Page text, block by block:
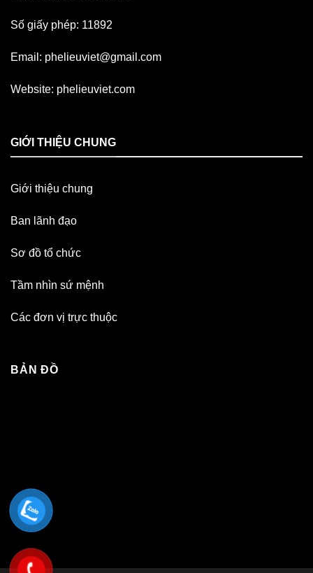
Số giấy phép: 11892
Email: phelieuviet@gmail.com
Website: phelieuviet.com
GIỚI THIỆU CHUNG
Giới thiệu chung
Ban lãnh đạo
Sơ đồ tổ chức
Tầm nhìn sứ mệnh
Các đơn vị trực thuộc
BẢN ĐỒ